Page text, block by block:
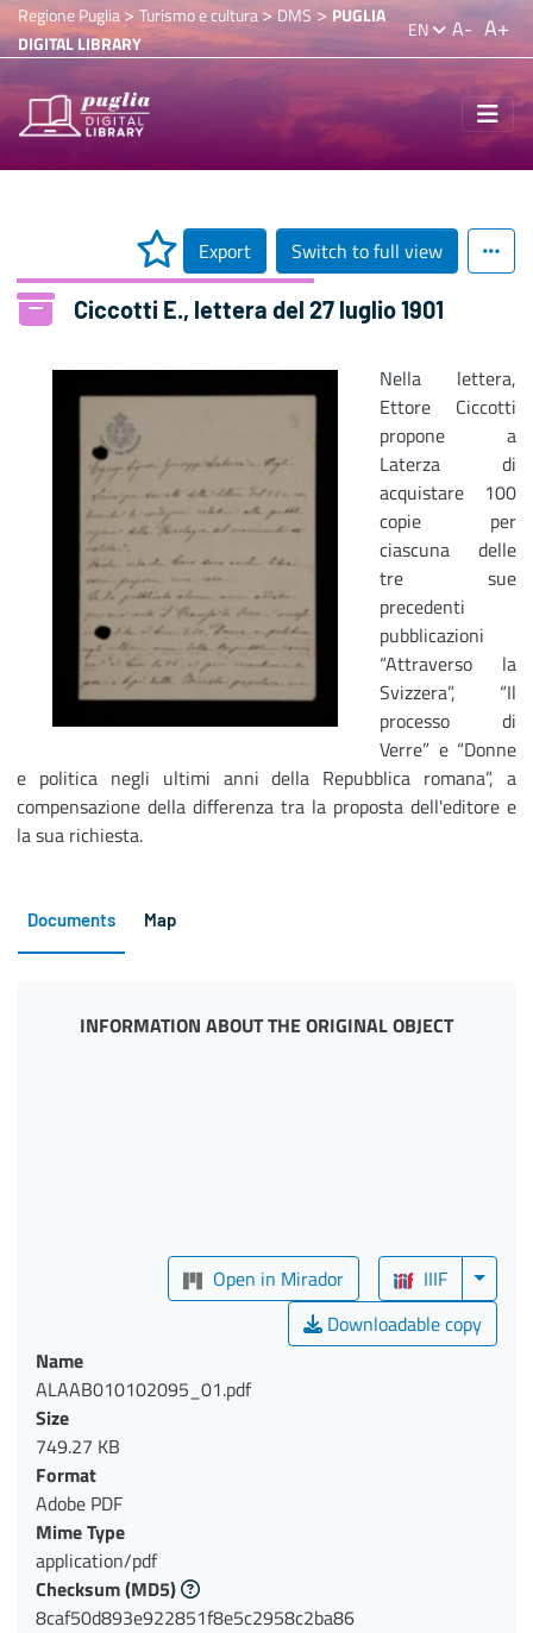
Regione Puglia> Turismo e cultura>DMS > PUGLIA
DIGITAL LIBRARY
EN A- A+
Export Switch to full view
Ciccotti E., lettera del 27 luglio 1901
Nella lettera,
Ettore Ciccotti
propone a
Laterza di
acquistare 100
copie per
ciascuna delle
tre sue
precedenti
pubblicazioni
“Attraverso la
Svizzera”, “Il
processo di
Verre” e “Donne
e politica negli ultimi anni della Repubblica romana”, a
compensazione della differenza tra la proposta dell'editore e
la sua richiesta.
Documents Map
INFORMATION ABOUT THE ORIGINAL OBJECT
Open in Mirador
IIIF
Downloadable copy
Name
ALAAB010102095_01.pdf
Size
749.27 KB
Format
Adobe PDF
Mime Type
application/pdf
Checksum(MD5)
8caf50d893e922851f8e5c2958c2ba86